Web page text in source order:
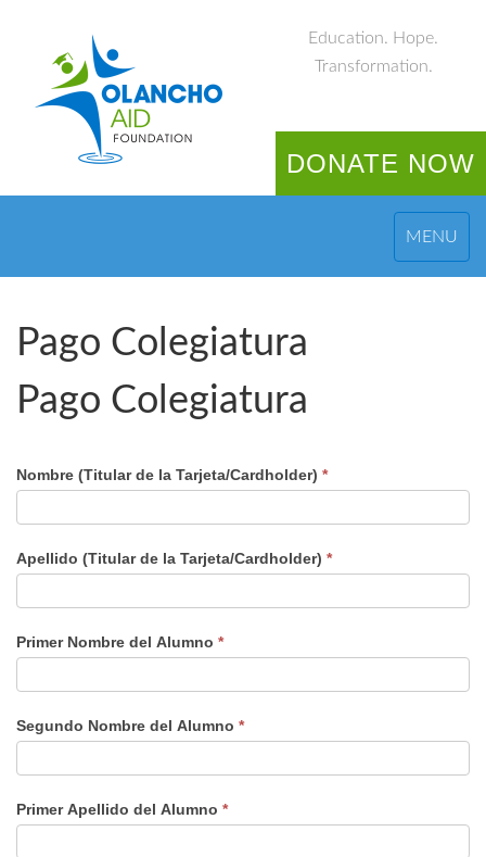
Education. Hope.
Transformation.
DONATE NOW
MENU
Pago Colegiatura
Pago Colegiatura
Nombre (Titular de la Tarjeta/Cardholder) *
Apellido (Titular de la Tarjeta/Cardholder) *
Primer Nombre del Alumno *
Segundo Nombre del Alumno *
Primer Apellido del Alumno *